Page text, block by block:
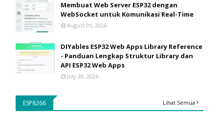
Membuat Web Server ESP32 dengan
WebSocket untuk Komunikasi Real-Time
August 05, 2026
DIYables ESP32 Web Apps Library Reference
- Panduan Lengkap Struktur Library dan
API ESP32 Web Apps
July 30, 2026
ESP8266 Lihat Semua